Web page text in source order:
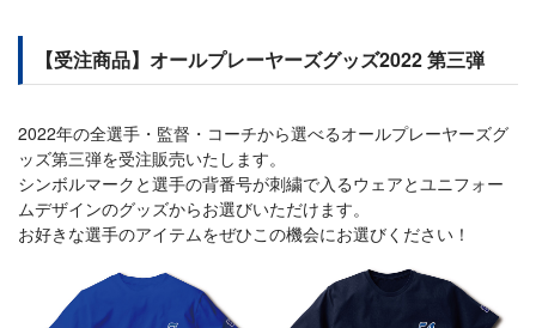
【受注商品】オールプレーヤーズグッズ2022 第三弾
2022年の全選手・監督・コーチから選べるオールプレーヤーズグ
ッズ第三弾を受注販売いたします。
シンボルマークと選手の背番号が刺繍で入るウェアとユニフォー
ムデザインのグッズからお選びいただけます。
お好きな選手のアイテムをぜひこの機会にお選びください！